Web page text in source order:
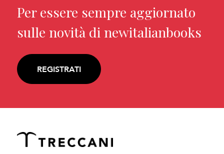
Per essere sempre aggiornato
sulle novità di newitalianbooks
REGISTRATI